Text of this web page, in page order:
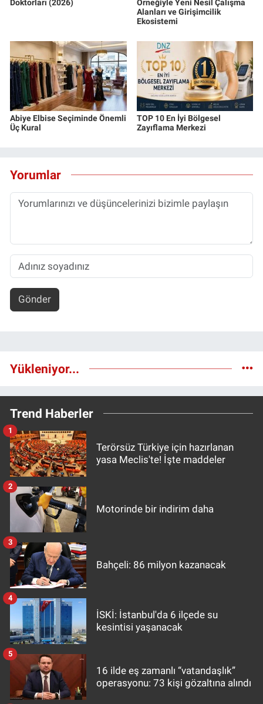
Doktorları (2026)
Örneğiyle Yeni Nesil Çalışma
Alanları ve Girişimcilik
Ekosistemi
Abiye Elbise Seçiminde Önemli
Üç Kural
TOP 10 En İyi Bölgesel
Zayıflama Merkezi
Yorumlar
Gönder
Yükleniyor...
Trend Haberler
Terörsüz Türkiye için hazırlanan
yasa Meclis'te! İşte maddeler
1
Motorinde bir indirim daha
2
Bahçeli: 86 milyon kazanacak
3
İSKİ: İstanbul'da 6 ilçede su
kesintisi yaşanacak
4
16 ilde eş zamanlı “vatandaşlık”
operasyonu: 73 kişi gözaltına alındı
5